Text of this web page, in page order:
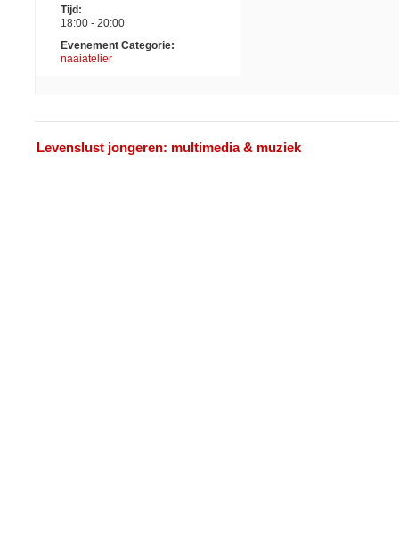
Tijd:
18:00 - 20:00
Evenement Categorie:
naaiatelier
Evenement
Levenslust jongeren: multimedia & muziek